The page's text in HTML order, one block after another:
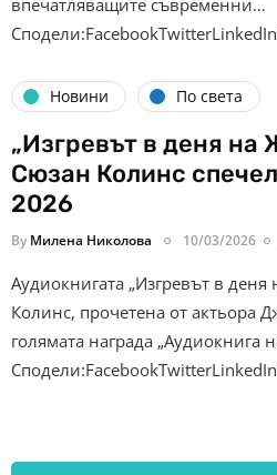
Новини По света
„Изгревът в деня на
Сюзан Колинс
2026
By Милена Николова 10/03/2026
Аудиокнигата „Изгревът в деня
Колинс, прочетена от актьора
голямата награда „Аудиокнига